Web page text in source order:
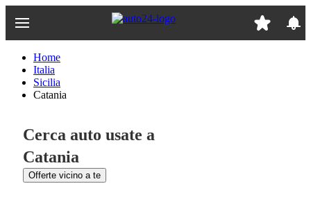
Home
Italia
Sicilia
Catania
Cerca auto usate a
Catania
Offerte vicino a te